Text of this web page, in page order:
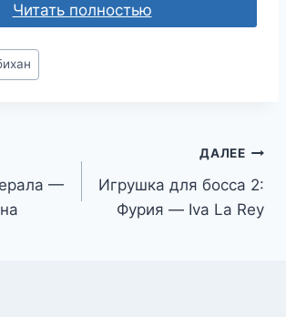
Читать полностью
—
ДАЛЕЕ
Игрушка для босса 2:
Фурия — Iva La Rey